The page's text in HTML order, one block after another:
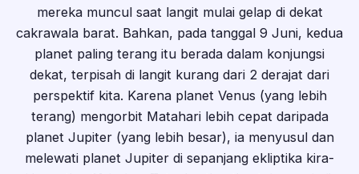
mereka muncul saat langit mulai gelap di dekat
cakrawala barat. Bahkan, pada tanggal 9 Juni, kedua
planet paling terang itu berada dalam konjungsi
dekat, terpisah di langit kurang dari 2 derajat dari
perspektif kita. Karena planet Venus (yang lebih
terang) mengorbit Matahari lebih cepat daripada
planet Jupiter (yang lebih besar), ia menyusul dan
melewati planet Jupiter di sepanjang ekliptika kira-